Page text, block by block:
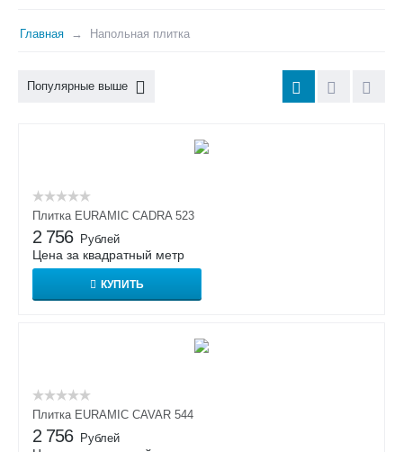
Главная Напольная плитка
Популярные выше
Плитка EURAMIC CADRA 523
2 756 Рублей
Цена за квадратный метр
КУПИТЬ
Плитка EURAMIC CAVAR 544
2 756 Рублей